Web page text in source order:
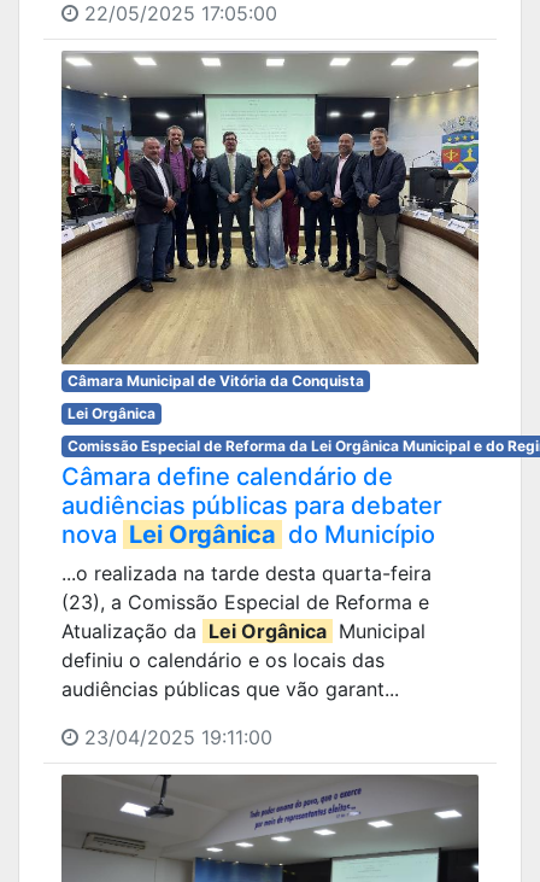
22/05/2025 17:05:00
Câmara Municipal de Vitória da Conquista
Lei Orgânica
Comissão Especial de Reforma da Lei Orgânica Municipal e do
Câmara define calendário de
audiências públicas para debater
nova Lei Orgânica do Município
...o realizada na tarde desta quarta-feira
(23), a Comissão Especial de Reforma e
Atualização da Lei Orgânica Municipal
definiu o calendário e os locais das
audiências públicas que vão garant...
23/04/2025 19:11:00